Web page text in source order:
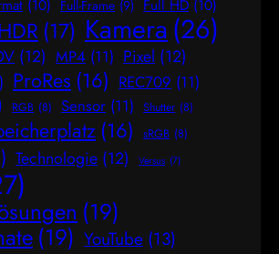
(10) Full-Frame (9) Full HD (10)
(17) Kamera (26)
(12) MP4 (11) Pixel (12)
ProRes (16) REC709 (11)
RGB (8) Sensor (11) Shutter (8)
(16) sRGB (8)
Technologie (12) Versus (7)
(19)
(19) YouTube (13)